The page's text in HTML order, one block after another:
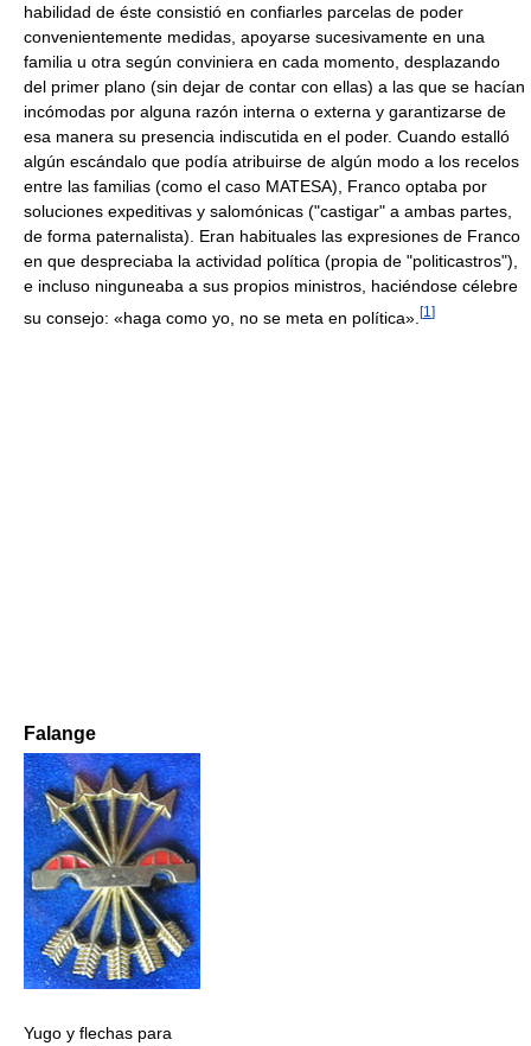
habilidad de éste consistió en confiarles parcelas de poder
convenientemente medidas, apoyarse sucesivamente en una
familia u otra según conviniera en cada momento, desplazando
del primer plano (sin dejar de contar con ellas) a las que se hacían
incómodas por alguna razón interna o externa y garantizarse de
esa manera su presencia indiscutida en el poder. Cuando estalló
algún escándalo que podía atribuirse de algún modo a los recelos
entre las familias (como el caso MATESA), Franco optaba por
soluciones expeditivas y salomónicas ("castigar" a ambas partes,
de forma paternalista). Eran habituales las expresiones de Franco
en que despreciaba la actividad política (propia de "politicastros"),
e incluso ninguneaba a sus propios ministros, haciéndose célebre
su consejo: «haga como yo, no se meta en política». [1 ]
Falange
Yugo y flechas para